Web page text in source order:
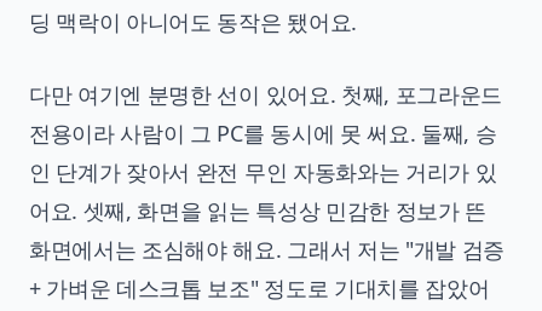
딩 맥락이 아니어도 동작은 됐어요.
다만 여기엔 분명한 선이 있어요. 첫째, 포그라운드
전용이라 사람이 그 PC를 동시에 못 써요. 둘째, 승
인 단계가 잦아서 완전 무인 자동화와는 거리가 있
어요. 셋째, 화면을 읽는 특성상 민감한 정보가 뜬
화면에서는 조심해야 해요. 그래서 저는 "개발 검증
+ 가벼운 데스크톱 보조" 정도로 기대치를 잡았어